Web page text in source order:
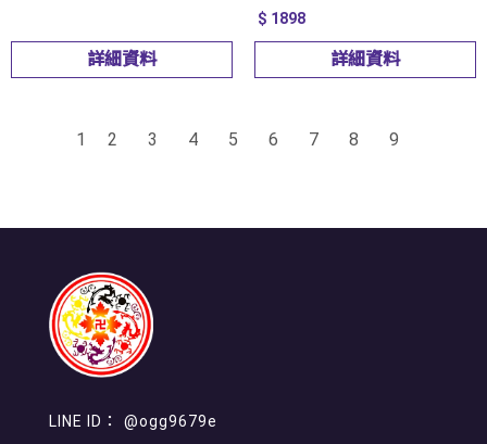
詳細資料
$ 1898
詳細資料
1 2 3 4 5 6 7 8 9
@ogg9679e